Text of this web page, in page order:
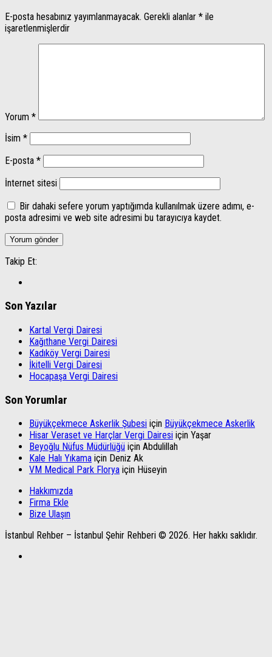
E-posta hesabınız yayımlanmayacak. Gerekli alanlar * ile
işaretlenmişlerdir
Yorum *
İsim *
E-posta *
İnternet sitesi
Bir dahaki sefere yorum yaptığımda kullanılmak üzere adımı, e-
posta adresimi ve web site adresimi bu tarayıcıya kaydet.
Takip Et:
Son Yazılar
Kartal Vergi Dairesi
Kağıthane Vergi Dairesi
Kadıköy Vergi Dairesi
İkitelli Vergi Dairesi
Hocapaşa Vergi Dairesi
Son Yorumlar
Büyükçekmece Askerlik Şubesi için Büyükçekmece Askerlik
Hisar Veraset ve Harçlar Vergi Dairesi için Yaşar
Beyoğlu Nüfus Müdürlüğü için Abdulillah
Kale Halı Yıkama için Deniz Ak
VM Medical Park Florya için Hüseyin
Hakkımızda
Firma Ekle
Bize Ulaşın
İstanbul Rehber – İstanbul Şehir Rehberi © 2026. Her hakkı saklıdır.